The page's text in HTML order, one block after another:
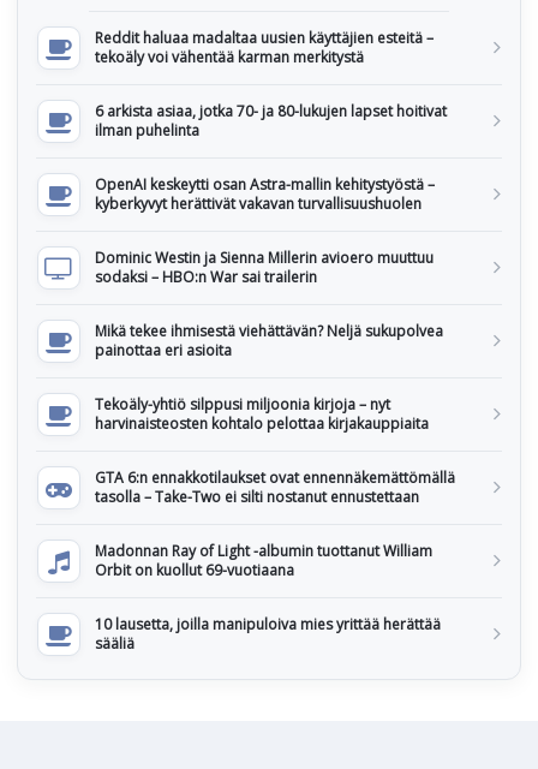
Reddit haluaa madaltaa uusien käyttäjien esteitä –
tekoäly voi vähentää karman merkitystä
6 arkista asiaa, jotka 70- ja 80-lukujen lapset hoitivat
ilman puhelinta
OpenAI keskeytti osan Astra-mallin kehitystyöstä –
kyberkyvyt herättivät vakavan turvallisuushuolen
Dominic Westin ja Sienna Millerin avioero muuttuu
sodaksi – HBO:n War sai trailerin
Mikä tekee ihmisestä viehättävän? Neljä sukupolvea
painottaa eri asioita
Tekoäly-yhtiö silppusi miljoonia kirjoja – nyt
harvinaisteosten kohtalo pelottaa kirjakauppiaita
GTA 6:n ennakkotilaukset ovat ennennäkemättömällä
tasolla – Take-Two ei silti nostanut ennustettaan
Madonnan Ray of Light -albumin tuottanut William
Orbit on kuollut 69-vuotiaana
10 lausetta, joilla manipuloiva mies yrittää herättää
sääliä